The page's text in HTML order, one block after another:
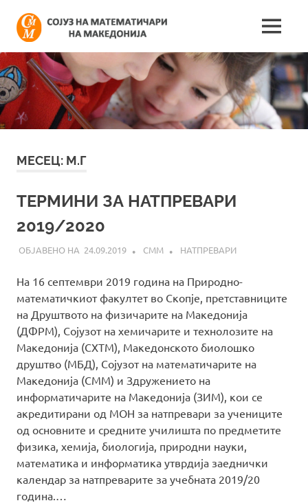
content
на
на
информации
поврзани
со
работата
на
MENU
МЕСЕЦ: М.Г
ТЕРМИНИ ЗА НАТПРЕВАРИ
2019/2020
24.09.2019 СММ НАТПРЕВАРИ
На 16 септември 2019 година на Природно-
математичкиот факултет во Скопје, претставниците
на Друштвото на физичарите на Македонија
(ДФРМ), Сојузот на хемичарите и технолозите на
Македонија (СХТМ), Македонското биолошко
друштво (МБД), Сојузот на математи­чарите на
Македонија (СММ) и Здружението на
информатичарите на Македонија (ЗИМ), кои се
акредитирани од МОН за натпревари за учениците
од основните и средните училишта по предметите
физика, хемија, биологија, природни науки,
математика и информатика утврдија заеднички
календар за натпреварите за учебната 2019/20
година.…